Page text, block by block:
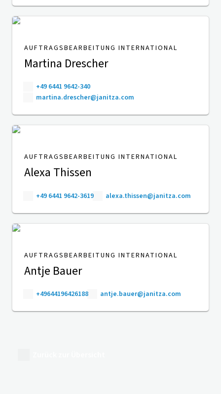
AUFTRAGSBEARBEITUNG INTERNATIONAL
Martina Drescher
+49 6441 9642-340
martina.drescher@janitza.com
AUFTRAGSBEARBEITUNG INTERNATIONAL
Alexa Thissen
+49 6441 9642-3619 alexa.thissen@janitza.com
AUFTRAGSBEARBEITUNG INTERNATIONAL
Antje Bauer
+49644196426188 antje.bauer@janitza.com